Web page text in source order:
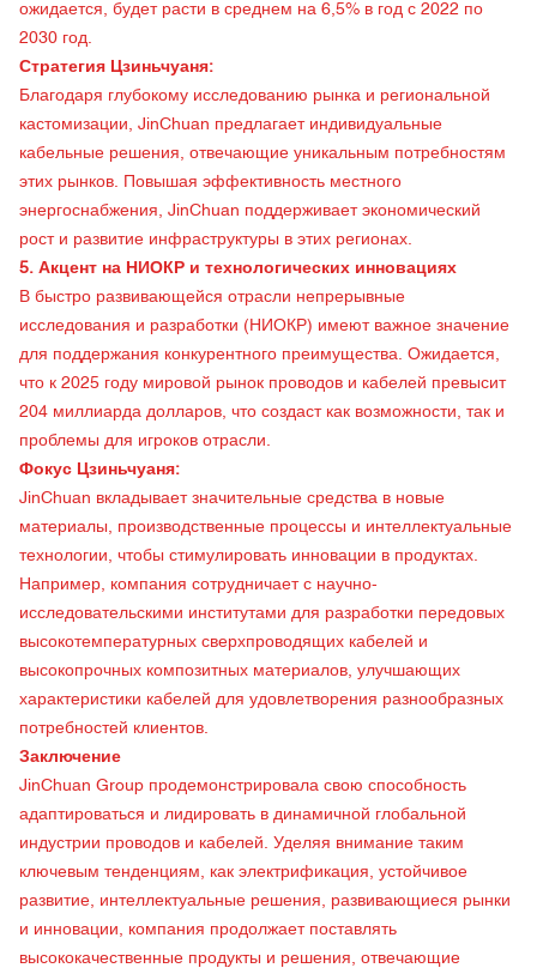
ожидается, будет расти в среднем на 6,5% в год с 2022 по
2030 год.
Стратегия Цзиньчуаня:
Благодаря глубокому исследованию рынка и региональной
кастомизации, JinChuan предлагает индивидуальные
кабельные решения, отвечающие уникальным потребностям
этих рынков. Повышая эффективность местного
энергоснабжения, JinChuan поддерживает экономический
рост и развитие инфраструктуры в этих регионах.
5. Акцент на НИОКР и технологических инновациях
В быстро развивающейся отрасли непрерывные
исследования и разработки (НИОКР) имеют важное значение
для поддержания конкурентного преимущества. Ожидается,
что к 2025 году мировой рынок проводов и кабелей превысит
204 миллиарда долларов, что создаст как возможности, так и
проблемы для игроков отрасли.
Фокус Цзиньчуаня:
JinChuan вкладывает значительные средства в новые
материалы, производственные процессы и интеллектуальные
технологии, чтобы стимулировать инновации в продуктах.
Например, компания сотрудничает с научно-
исследовательскими институтами для разработки передовых
высокотемпературных сверхпроводящих кабелей и
высокопрочных композитных материалов, улучшающих
характеристики кабелей для удовлетворения разнообразных
потребностей клиентов.
Заключение
JinChuan Group продемонстрировала свою способность
адаптироваться и лидировать в динамичной глобальной
индустрии проводов и кабелей. Уделяя внимание таким
ключевым тенденциям, как электрификация, устойчивое
развитие, интеллектуальные решения, развивающиеся рынки
и инновации, компания продолжает поставлять
высококачественные продукты и решения, отвечающие